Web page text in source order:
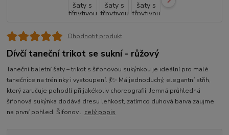
Ohodnotit produkt
Dívčí taneční trikot se sukní - růžový
Taneční baletní šaty – trikot s šifonovou sukýnkou je ideální pro malé
tanečnice na tréninky i vystoupení. 💃✨ Má jednoduchý, elegantní střih,
který zaručuje pohodlí při jakékoliv choreografii. Jemná průhledná
šifonová sukýnka dodává dresu lehkost, zatímco duhová barva zaujme
na první pohled. Šifonov... celý popis